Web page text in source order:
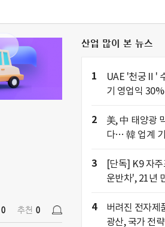
0 추천 0
산업 많이 본 뉴스